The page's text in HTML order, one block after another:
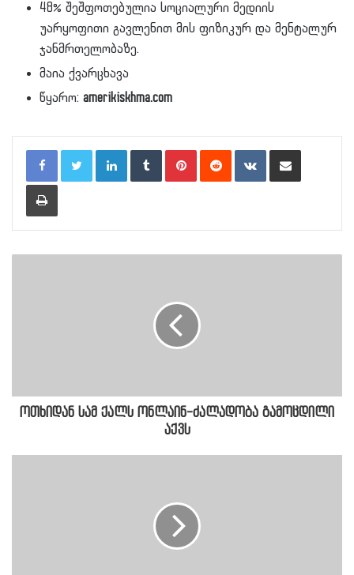
48% შეშფოთებულია სოციალური მედიის
უარყოფითი გავლენით მის ფიზიკურ და მენტალურ
ჯანმრთელობაზე.
მაია ქვარცხავა
წყარო: amerikiskhma.com
LinkedInTumblr PinterestReddit VKontakteShare via Email
Print
ოთხიდან სამ ქალს ონლაინ-ძალადობა გამოცდილი
აქვს